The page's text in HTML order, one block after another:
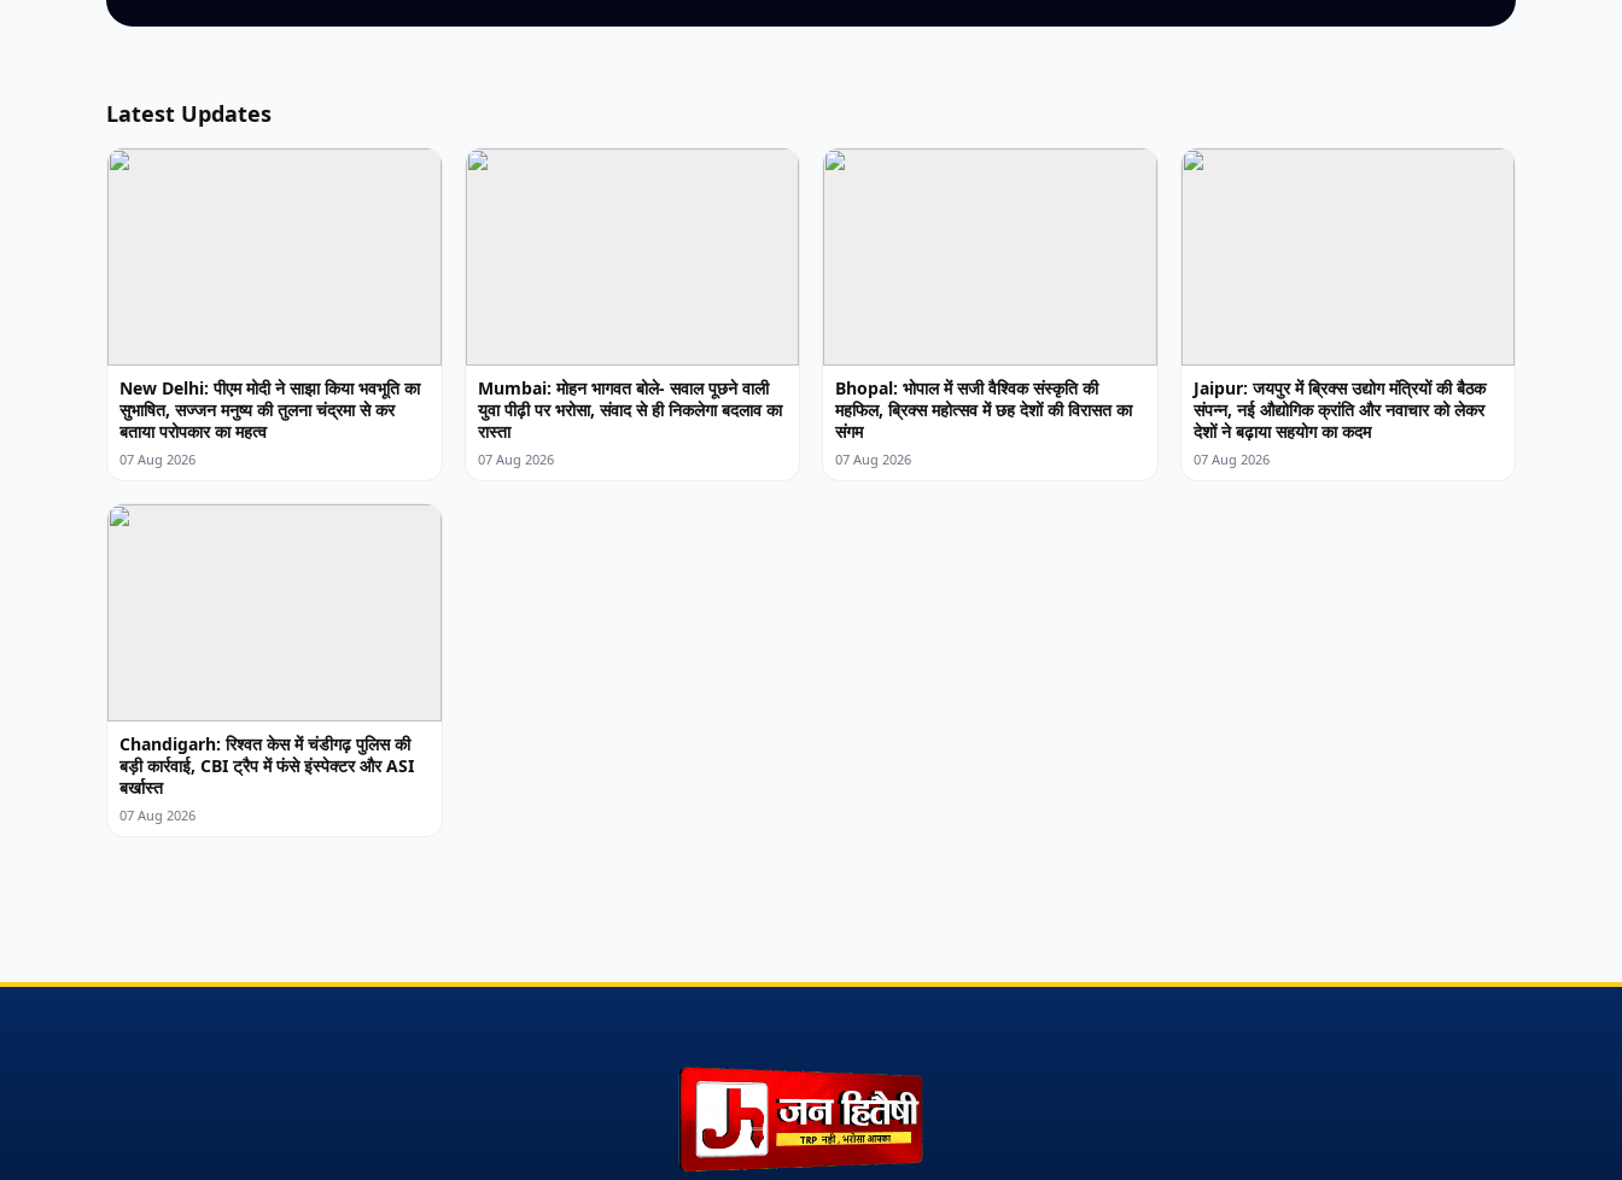
Latest Updates
New Delhi: पीएम मोदी ने साझा किया भवभूति का
सुभाषित, सज्जन मनुष्य की तुलना चंद्रमा से कर
बताया परोपकार का महत्व
07 Aug 2026
Mumbai: मोहन भागवत बोले- सवाल पूछने वाली
युवा पीढ़ी पर भरोसा, संवाद से ही निकलेगा बदलाव का
रास्ता
07 Aug 2026
Bhopal: भोपाल में सजी वैश्विक संस्कृति की
महफिल, ब्रिक्स महोत्सव में छह देशों की विरासत का
संगम
07 Aug 2026
Jaipur: जयपुर में ब्रिक्स उद्योग मंत्रियों की बैठक
संपन्न, नई औद्योगिक क्रांति और नवाचार को लेकर
देशों ने बढ़ाया सहयोग का कदम
07 Aug 2026
Chandigarh: रिश्वत केस में चंडीगढ़ पुलिस की
बड़ी कार्रवाई, CBI ट्रैप में फंसे इंस्पेक्टर और ASI
बर्खास्त
07 Aug 2026